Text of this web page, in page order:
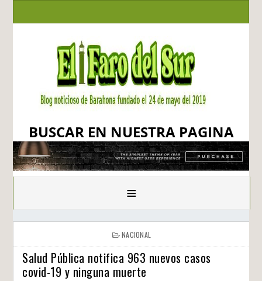
BUSCAR EN NUESTRA PAGINA
≡
NACIONAL
Salud Pública notifica 963 nuevos casos
covid-19 y ninguna muerte